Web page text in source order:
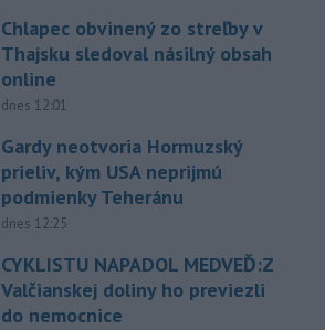
Chlapec obvinený zo streľby v
Thajsku sledoval násilný obsah
online
dnes 12:01
Gardy neotvoria Hormuzský
prieliv, kým USA neprijmú
podmienky Teheránu
dnes 12:25
CYKLISTU NAPADOL MEDVEĎ:Z
Valčianskej doliny ho previezli
do nemocnice